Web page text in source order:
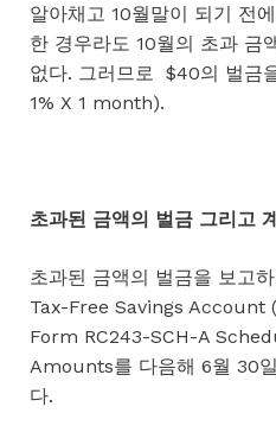
알아채고 10월말이 되기 전
한 경우라도 10월의 초과 금
없다. 그러므로 $40의 벌금
1% X 1 month).
초과된 금액의 벌금 그리고
초과된 금액의 벌금을 보고
Tax-Free Savings Account
Form RC243-SCH-A
Amounts를 다음해 6월 30
다.